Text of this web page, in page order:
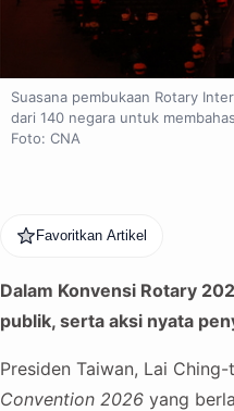
Suasana pembukaan Rotary
dari 140 negara untuk
Foto: CNA
Favoritkan Artikel
Dalam Konvensi Rotary
publik, serta aksi nyata
Presiden Taiwan, Lai
Convention 2026 yang